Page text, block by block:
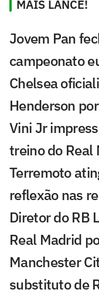
MAIS LANCE!
Jovem Pan
campeonato
Chelsea
Henderson
Vini Jr
treino do Real
Terremoto
reflexão nas
Diretor do RB
Real Madrid
Manchester
substituto de